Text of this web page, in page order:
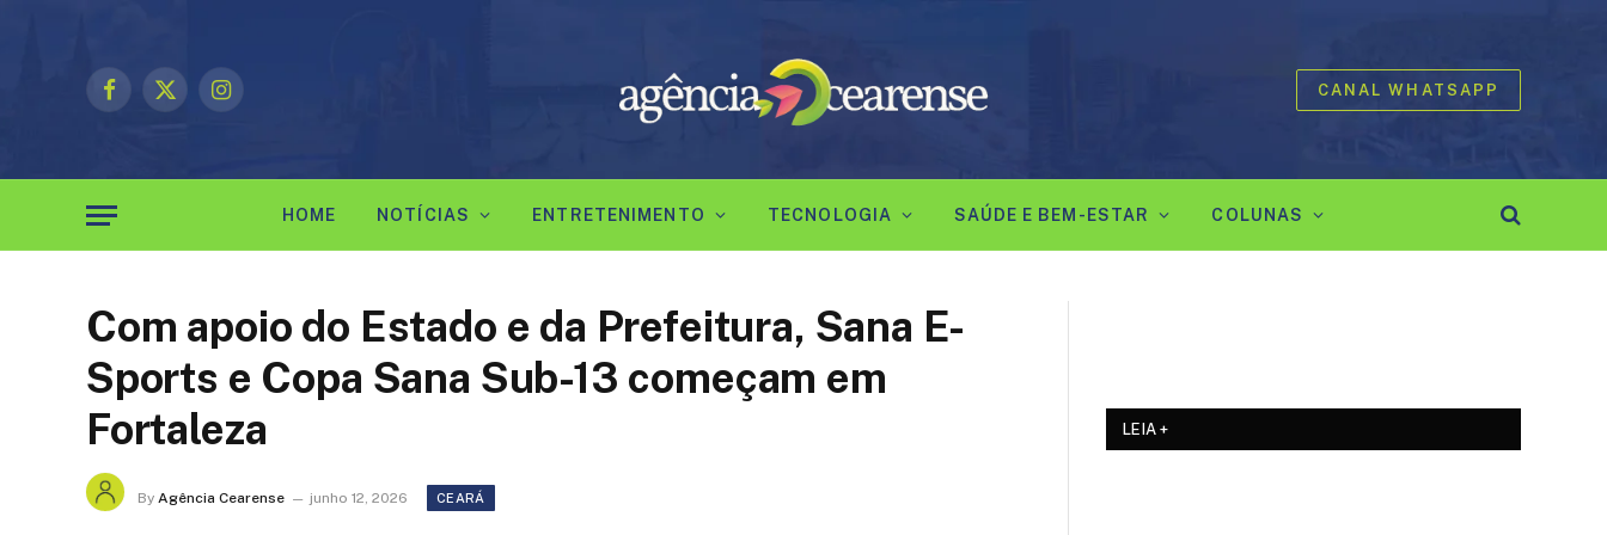
Facebook
X
Instagram
CANAL WHATSAPP
HOME NOTÍCIAS ENTRETENIMENTO TECNOLOGIA SAÚDE E BEM-ESTAR COLUNAS
Com apoio do Estado e da Prefeitura, Sana E-
Sports e Copa Sana Sub-13 começam em
Fortaleza
By Agência Cearense junho 12, 2026 CEARÁ
LEIA +